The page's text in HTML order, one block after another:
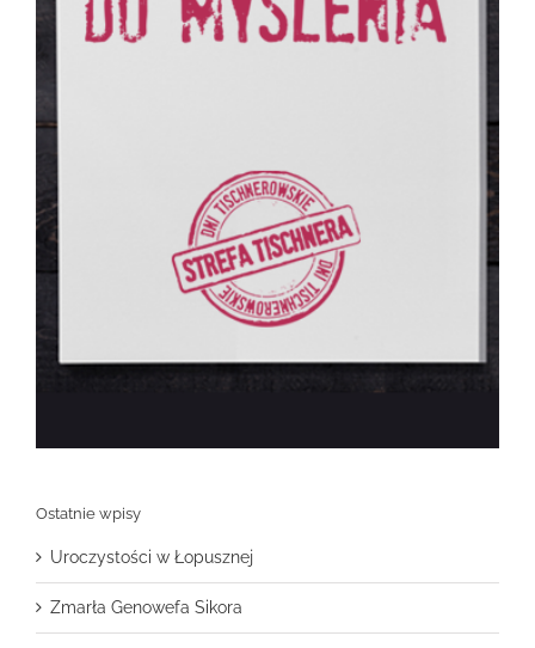
Ostatnie wpisy
Uroczystości w Łopusznej
Zmarła Genowefa Sikora